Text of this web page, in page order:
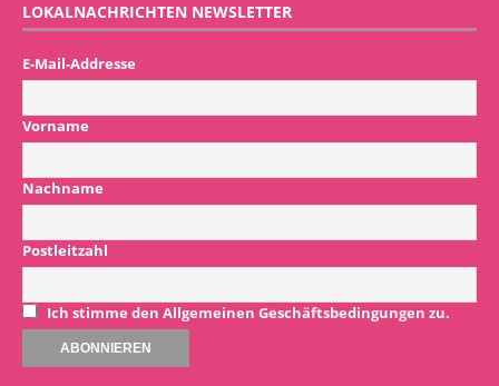
LOKALNACHRICHTEN NEWSLETTER
E-Mail-Addresse
Vorname
Nachname
Postleitzahl
Ich stimme den Allgemeinen Geschäftsbedingungen zu.